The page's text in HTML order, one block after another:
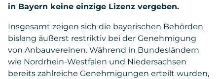
in Bayern keine einzige Lizenz vergeben.
Insgesamt zeigen sich die bayerischen Behörden
bislang äußerst restriktiv bei der Genehmigung
von Anbauvereinen. Während in Bundesländern
wie Nordrhein-Westfalen und Niedersachsen
bereits zahlreiche Genehmigungen erteilt wurden,